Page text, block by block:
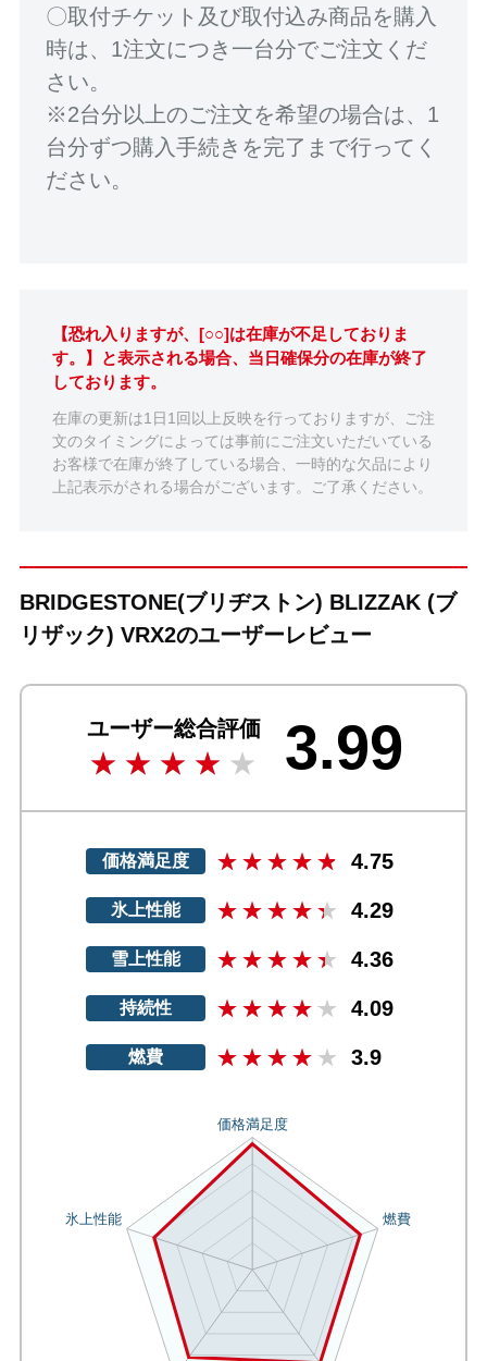
〇取付チケット及び取付込み商品を購入
時は、1注文につき一台分でご注文くだ
さい。
※2台分以上のご注文を希望の場合は、1
台分ずつ購入手続きを完了まで行ってく
ださい。
【恐れ入りますが、[○○]は在庫が不足しておりま
す。】と表示される場合、当日確保分の在庫が終了
しております。
在庫の更新は1日1回以上反映を行っておりますが、ご注
文のタイミングによっては事前にご注文いただいている
お客様で在庫が終了している場合、一時的な欠品により
上記表示がされる場合がございます。ご了承ください。
BRIDGESTONE(ブリヂストン) BLIZZAK (ブ
リザック) VRX2のユーザーレビュー
ユーザー総合評価 3.99
価格満足度 4.75
氷上性能 4.29
雪上性能 4.36
持続性 4.09
燃費 3.9